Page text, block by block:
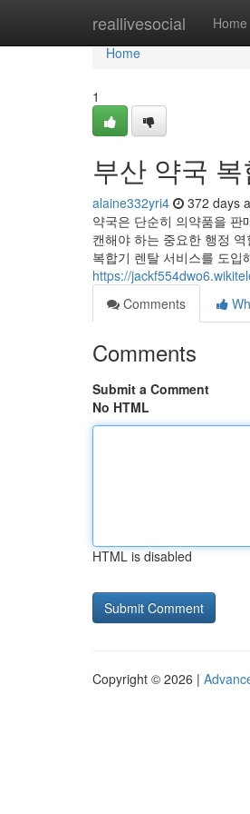
reallivesocial Home
Home
Home
1
부산 약국
alaine332yri4 372 days
약국은 단순히 의약품을 판
캔해야 하는 중요한 행정
복합기 렌탈 서비스를 도입
https://
Comments
Comments
Submit a Comment
No HTML
HTML is disabled
Copyright © 2026 |